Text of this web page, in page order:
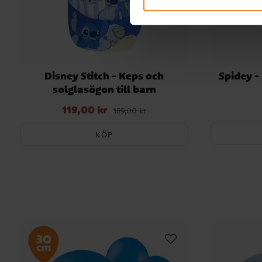
Disney Stitch - Keps och
solglasögon till barn
Nuvarande pris: 119,00 krTidigare pris
189,00 kr
119,00 kr 189,00 kr
KÖP
Spidey